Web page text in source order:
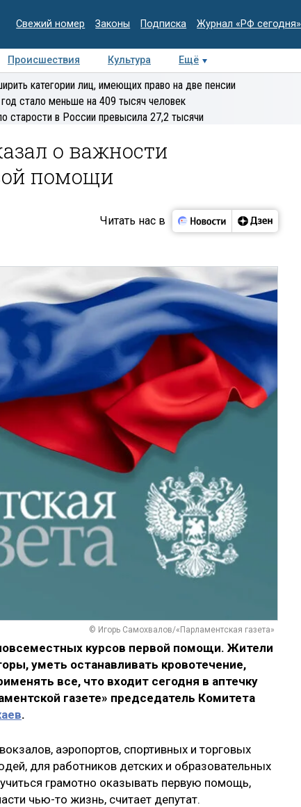
Свежий номер Законы Подписка Журнал «РФ сегодня»
Происшествия Культура Ещё
Интервью Колумнисты
Деловая
категории лиц, имеющих право на две пенсии
стало меньше на 409 тысяч человек
старости в России превысила 27,2 тысячи
о важности
помощи
Читать нас в
© Игорь Самохвалов/«Парламентская газета»
курсов первой помощи. Жители
уметь останавливать кровотечение,
все, что входит сегодня в аптечку
газете» председатель Комитета
.
аэропортов, спортивных и торговых
для работников детских и образовательных
грамотно оказывать первую помощь,
чью-то жизнь, считает депутат.